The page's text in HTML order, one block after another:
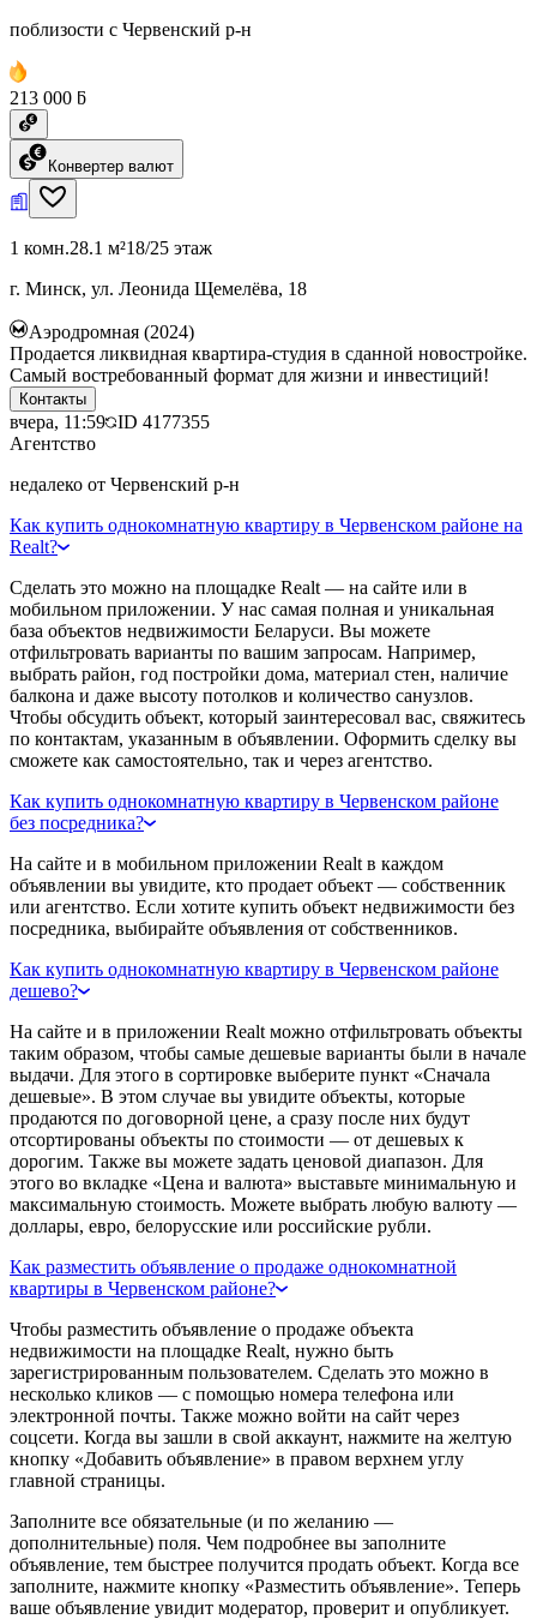
поблизости с Червенский р-н
213 000 ƃ
Конвертер валют
1 комн.28.1 м²18/25 этаж
г. Минск, ул. Леонида Щемелёва, 18
Аэродромная (2024)
Продается ликвидная квартира-студия в сданной новостройке.
Самый востребованный формат для жизни и инвестиций!
Контакты
вчера, 11:59 ID 4177355
Агентство
недалеко от Червенский р-н
Как купить однокомнатную квартиру в Червенском районе на
Realt?
Сделать это можно на площадке Realt — на сайте или в
мобильном приложении. У нас самая полная и уникальная
база объектов недвижимости Беларуси. Вы можете
отфильтровать варианты по вашим запросам. Например,
выбрать район, год постройки дома, материал стен, наличие
балкона и даже высоту потолков и количество санузлов.
Чтобы обсудить объект, который заинтересовал вас, свяжитесь
по контактам, указанным в объявлении. Оформить сделку вы
сможете как самостоятельно, так и через агентство.
Как купить однокомнатную квартиру в Червенском районе
без посредника?
На сайте и в мобильном приложении Realt в каждом
объявлении вы увидите, кто продает объект — собственник
или агентство. Если хотите купить объект недвижимости без
посредника, выбирайте объявления от собственников.
Как купить однокомнатную квартиру в Червенском районе
дешево?
На сайте и в приложении Realt можно отфильтровать объекты
таким образом, чтобы самые дешевые варианты были в начале
выдачи. Для этого в сортировке выберите пункт «Сначала
дешевые». В этом случае вы увидите объекты, которые
продаются по договорной цене, а сразу после них будут
отсортированы объекты по стоимости — от дешевых к
дорогим. Также вы можете задать ценовой диапазон. Для
этого во вкладке «Цена и валюта» выставьте минимальную и
максимальную стоимость. Можете выбрать любую валюту —
доллары, евро, белорусские или российские рубли.
Как разместить объявление о продаже однокомнатной
квартиры в Червенском районе?
Чтобы разместить объявление о продаже объекта
недвижимости на площадке Realt, нужно быть
зарегистрированным пользователем. Сделать это можно в
несколько кликов — с помощью номера телефона или
электронной почты. Также можно войти на сайт через
соцсети. Когда вы зашли в свой аккаунт, нажмите на желтую
кнопку «Добавить объявление» в правом верхнем углу
главной страницы.
Заполните все обязательные (и по желанию —
дополнительные) поля. Чем подробнее вы заполните
объявление, тем быстрее получится продать объект. Когда все
заполните, нажмите кнопку «Разместить объявление». Теперь
ваше объявление увидит модератор, проверит и опубликует.